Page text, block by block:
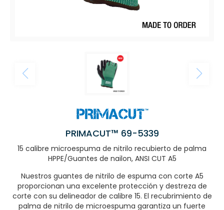
PRIMACUT™ 69-5339
15 calibre microespuma de nitrilo recubierto de palma
HPPE/Guantes de nailon, ANSI CUT A5
Nuestros guantes de nitrilo de espuma con corte A5
proporcionan una excelente protección y destreza de
corte con su delineador de calibre 15. El recubrimiento de
palma de nitrilo de microespuma garantiza un fuerte